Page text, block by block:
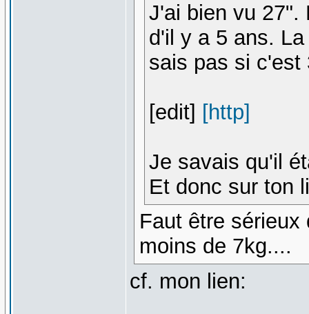
J'ai bien vu 27".
d'il y a 5 ans.
sais pas si c'est
[edit] [http]
Je savais qu'il
Et donc sur ton
Faut être sérieux
moins de 7kg....
cf. mon lien: